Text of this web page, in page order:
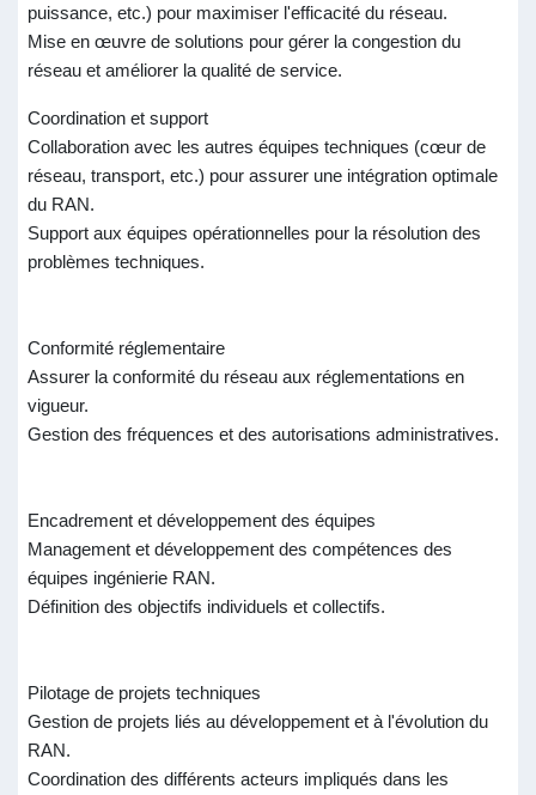
puissance, etc.) pour maximiser l'efficacité du réseau.
Mise en œuvre de solutions pour gérer la congestion du
réseau et améliorer la qualité de service.
Coordination et support
Collaboration avec les autres équipes techniques (cœur de
réseau, transport, etc.) pour assurer une intégration optimale
du RAN.
Support aux équipes opérationnelles pour la résolution des
problèmes techniques.
Conformité réglementaire
Assurer la conformité du réseau aux réglementations en
vigueur.
Gestion des fréquences et des autorisations administratives.
Encadrement et développement des équipes
Management et développement des compétences des
équipes ingénierie RAN.
Définition des objectifs individuels et collectifs.
Pilotage de projets techniques
Gestion de projets liés au développement et à l'évolution du
RAN.
Coordination des différents acteurs impliqués dans les